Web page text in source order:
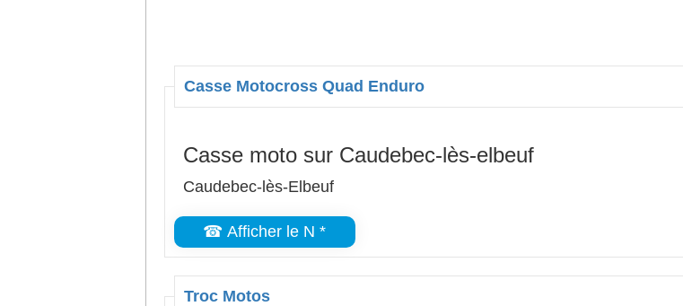
Casse Motocross Quad Enduro
Casse moto sur Caudebec-lès-elbeuf
Caudebec-lès-Elbeuf
☎ Afficher le N *
Troc Motos